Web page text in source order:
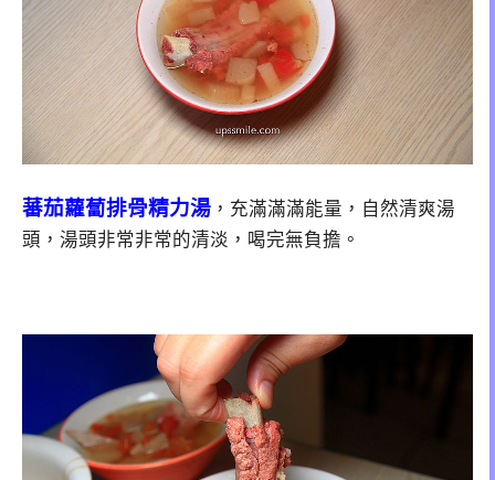
蕃茄蘿蔔排骨精力湯 ，充滿滿滿能量，自然清爽湯
頭，湯頭非常非常的清淡，喝完無負擔。